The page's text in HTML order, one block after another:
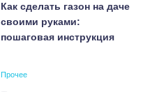
Как сделать газон на даче
своими руками:
пошаговая инструкция
Прочее